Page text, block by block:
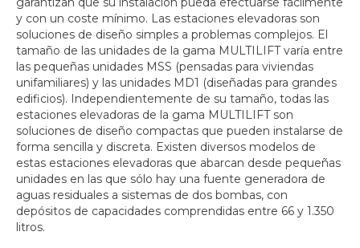
y con un coste mínimo. Las estaciones elevadoras son
soluciones de diseño simples a problemas complejos. El
tamaño de las unidades de la gama MULTILIFT varía entre
las pequeñas unidades MSS (pensadas para viviendas
unifamiliares) y las unidades MD1 (diseñadas para grandes
edificios). Independientemente de su tamaño, todas las
estaciones elevadoras de la gama MULTILIFT son
soluciones de diseño compactas que pueden instalarse de
forma sencilla y discreta. Existen diversos modelos de
estas estaciones elevadoras que abarcan desde pequeñas
unidades en las que sólo hay una fuente generadora de
aguas residuales a sistemas de dos bombas, con
depósitos de capacidades comprendidas entre 66 y 1.350
litros.